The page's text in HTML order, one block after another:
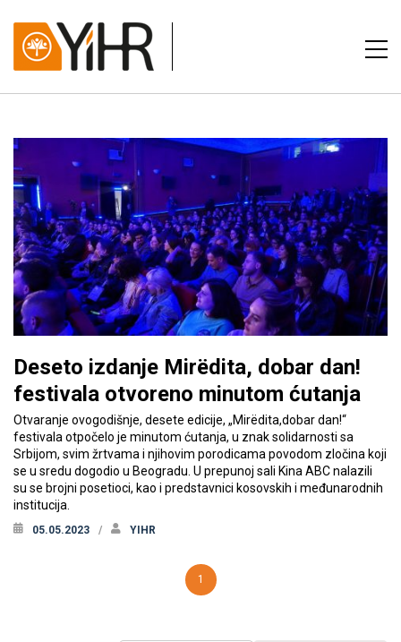
Deseto izdanje Mirëdita, dobar dan!
festivala otvoreno minutom ćutanja
Otvaranje ovogodišnje, desete edicije, „Mirëdita,dobar dan!“
festivala otpočelo je minutom ćutanja, u znak solidarnosti sa
Srbijom, svim žrtvama i njihovim porodicama povodom zločina koji
se u sredu dogodio u Beogradu. U prepunoj sali Kina ABC nalazili
su se brojni posetioci, kao i predstavnici kosovskih i međunarodnih
institucija.
05.05.2023 YIHR
1